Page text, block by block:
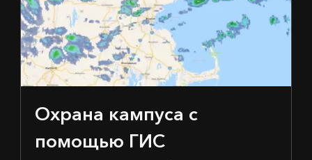
Охрана кампуса с
помощью ГИС